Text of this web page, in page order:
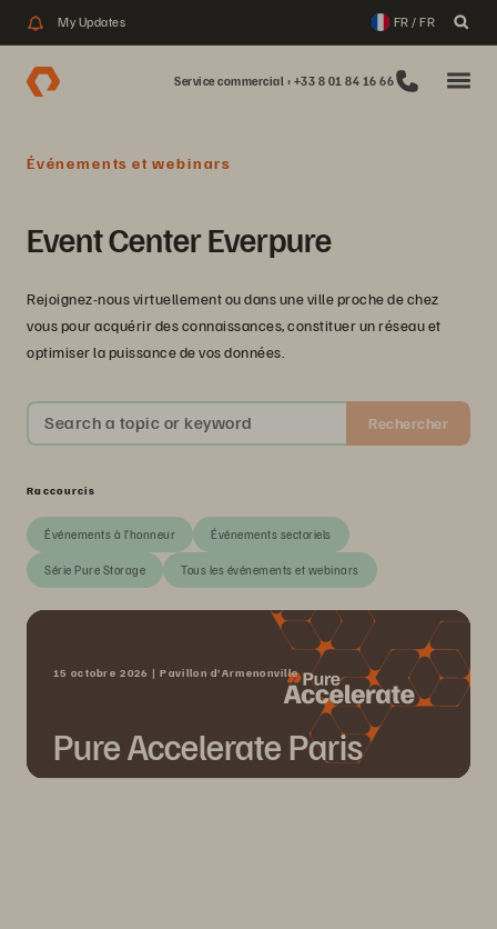
My Updates FR / FR
Service commercial : +33 8 01 84 16 66
Événements et webinars
Event Center Everpure
Rejoignez-nous virtuellement ou dans une ville proche de chez
vous pour acquérir des connaissances, constituer un réseau et
optimiser la puissance de vos données.
Search a topic or keyword Rechercher
Raccourcis
Événements à l’honneur Événements sectoriels
Série Pure Storage Tous les événements et webinars
15 octobre 2026 | Pavillon d’Armenonville
Pure Accelerate Paris